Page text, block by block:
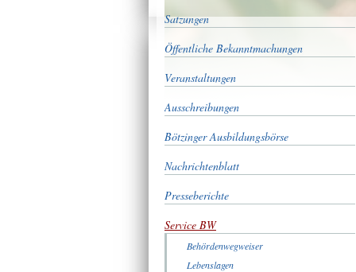
Satzungen
Öffentliche Bekanntmachungen
Veranstaltungen
Ausschreibungen
Bötzinger Ausbildungsbörse
Nachrichtenblatt
Presseberichte
Service BW
Behördenwegweiser
Lebenslagen